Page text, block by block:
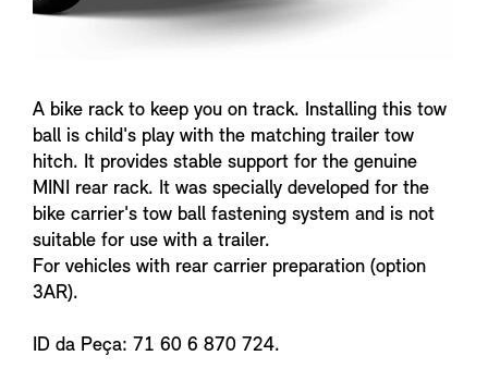
A bike rack to keep you on track. Installing this tow
ball is child's play with the matching trailer tow
hitch. It provides stable support for the genuine
MINI rear rack. It was specially developed for the
bike carrier's tow ball fastening system and is not
suitable for use with a trailer.
For vehicles with rear carrier preparation (option
3AR).
ID da Peça: 71 60 6 870 724.